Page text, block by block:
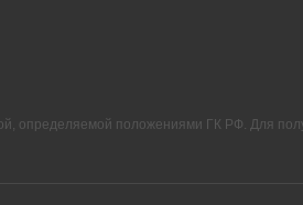
определяемой положениями ГК РФ. Для